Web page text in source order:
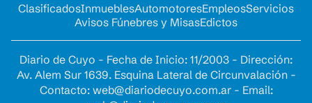
ClasificadosInmueblesAutomotoresEmpleosServicios
Avisos Fúnebres y MisasEdictos
Diario de Cuyo - Fecha de Inicio: 11/2003 - Dirección:
Av. Alem Sur 1639. Esquina Lateral de Circunvalación -
Contacto: web@diariodecuyo.com.ar- Email: